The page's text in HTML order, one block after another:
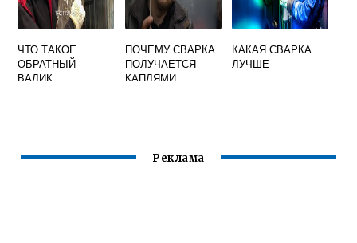
ЧТО ТАКОЕ
ОБРАТНЫЙ
ВАЛИК
ПОЧЕМУ СВАРКА
ПОЛУЧАЕТСЯ
КАПЛЯМИ
КАКАЯ СВАРКА
ЛУЧШЕ
Реклама